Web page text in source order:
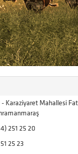
- Karaziyaret Mahallesi
251 25 20
25 23